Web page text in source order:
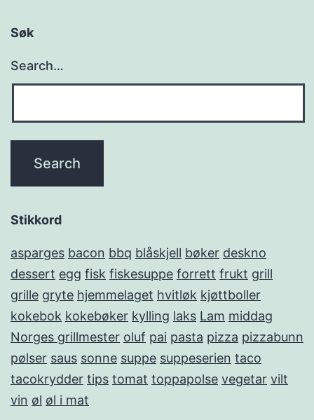
Søk
Search…
Stikkord
asparges bacon bbq blåskjell bøker deskno
dessert egg fisk fiskesuppe forrett frukt grill
grille gryte hjemmelaget hvitløk kjøttboller
kokebok kokebøker kylling laks Lam middag
Norges grillmester oluf pai pasta pizza pizzabunn
pølser saus sonne suppe suppeserien taco
tacokrydder tips tomat toppapolse vegetar vilt
vin øl øl i mat